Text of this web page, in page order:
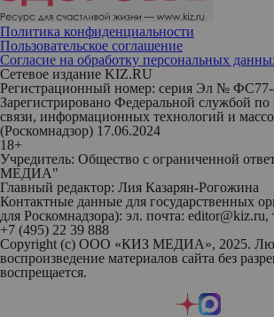
Политика конфиденциальности
Пользовательское соглашение
Согласие на обработку персональных
Сетевое издание KIZ.RU
Регистрационный номер: серия Эл № ФС77-
Зарегистрировано Федеральной службой по
связи, информационных технологий и
(Роскомнадзор) 17.06.2024
18+
Учредитель: Общество с ограниченной
МЕДИА"
Главный редактор: Лия Казарян-Рогожина
Контактные данные для государственных
для Роскомнадзора): эл. почта: editor@kiz.ru,
+7 (495) 22 39 888
Copyright (с) ООО «КИЗ МЕДИА», 2025.
воспроизведение материалов сайта без
воспрещается.